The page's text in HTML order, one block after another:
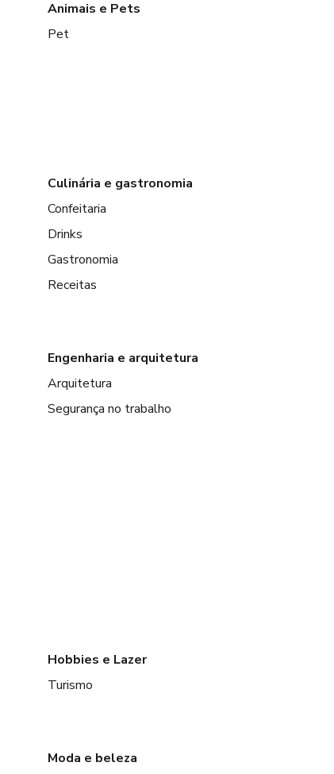
Animais e Pets
Pet
Culinária e gastronomia
Confeitaria
Drinks
Gastronomia
Receitas
Engenharia e arquitetura
Arquitetura
Segurança no trabalho
Hobbies e Lazer
Turismo
Moda e beleza